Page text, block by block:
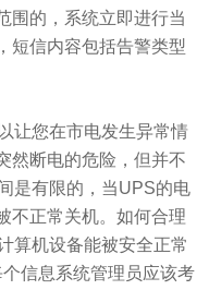
围的，系统立即进行当
短信内容包括告警类型
让您在市电发生异常情
然断电的危险，但并不
是有限的，当UPS的电
不正常关机。如何合理
算机设备能被安全正常
信息系统管理员应该考